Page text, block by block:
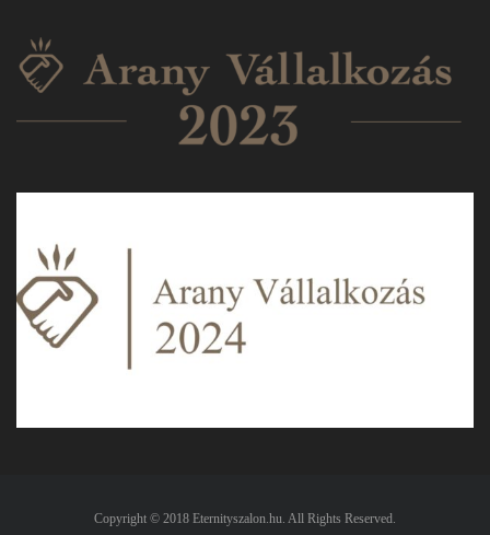
Copyright © 2018 Eternityszalon.hu. All Rights Reserved.